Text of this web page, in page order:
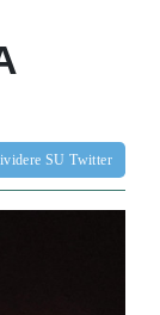
SU Twitter